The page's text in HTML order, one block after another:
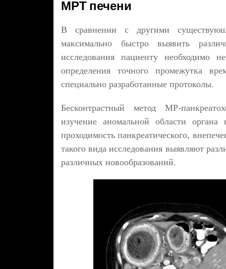
МРТ печени
В сравнении с другими
максимально быстро выявить
исследования пациенту необходимо
определения точного промежутка
специально разработанные протоколы.
Бесконтрастный метод МР-
изучение аномальной области
проходимость панкреатического,
такого вида исследования выявляют
различных новообразований.